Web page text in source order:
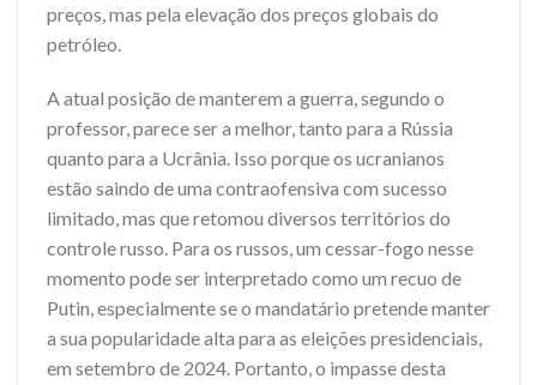
preços, mas pela elevação dos preços globais do
petróleo.
A atual posição de manterem a guerra, segundo o
professor, parece ser a melhor, tanto para a Rússia
quanto para a Ucrânia. Isso porque os ucranianos
estão saindo de uma contraofensiva com sucesso
limitado, mas que retomou diversos territórios do
controle russo. Para os russos, um cessar-fogo nesse
momento pode ser interpretado como um recuo de
Putin, especialmente se o mandatário pretende manter
a sua popularidade alta para as eleições presidenciais,
em setembro de 2024. Portanto, o impasse desta